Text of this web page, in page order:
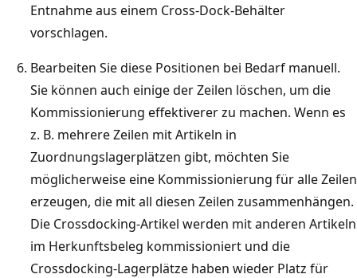
Entnahme aus einem Cross-Dock-Behälter
vorschlagen.
Bearbeiten Sie diese Positionen bei Bedarf manuell.
Sie können auch einige der Zeilen löschen, um die
Kommissionierung effektiverer zu machen. Wenn es
z. B. mehrere Zeilen mit Artikeln in
Zuordnungslagerplätzen gibt, möchten Sie
möglicherweise eine Kommissionierung für alle Zeilen
erzeugen, die mit all diesen Zeilen zusammenhängen.
Die Crossdocking-Artikel werden mit anderen Artikeln
im Herkunftsbeleg kommissioniert und die
Crossdocking-Lagerplätze haben wieder Platz für